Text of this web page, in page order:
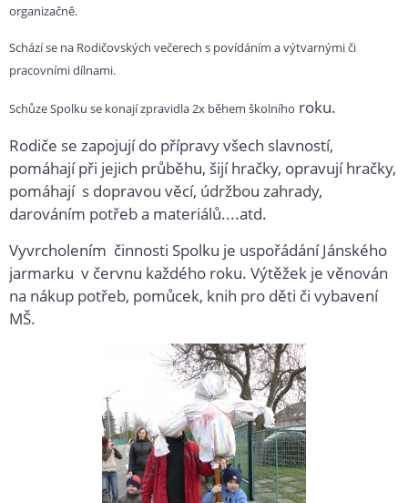
organizačně.
Schází se na Rodičovských večerech s povídáním a výtvarnými či
pracovními dílnami.
Schůze Spolku se konají zpravidla 2x během školního roku.
Rodiče se zapojují do přípravy všech slavností,
pomáhají při jejich průběhu, šijí hračky, opravují hračky,
pomáhají s dopravou věcí, údržbou zahrady,
darováním potřeb a materiálů....atd.
Vyvrcholením činnosti Spolku je uspořádání Jánského
jarmarku v červnu každého roku. Výtěžek je věnován
na nákup potřeb, pomůcek, knih pro děti či vybavení
MŠ.